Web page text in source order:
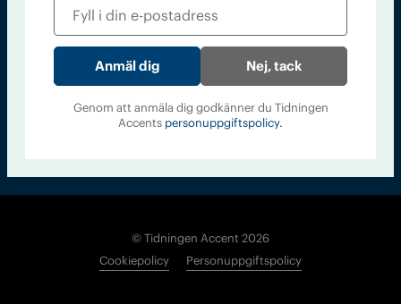
nummer av
Accent
© Tidningen Accent 2026
Cookiepolicy
Personuppgiftspolicy
Nej, tack
Genom att anmäla dig godkänner du Tidningen
Accents personuppgiftspolicy.